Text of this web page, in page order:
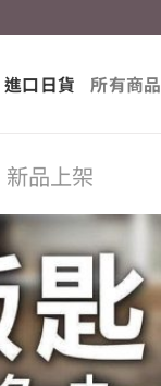
進口日貨 所有商品
新品上架